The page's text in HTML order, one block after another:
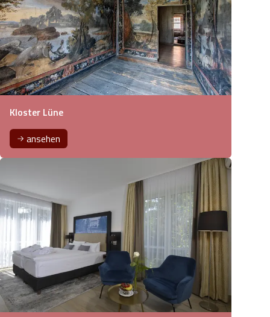
Kloster Lüne
ansehen